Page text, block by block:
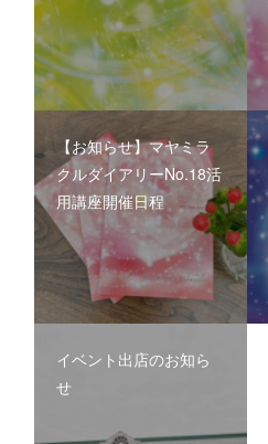
【お知らせ】マヤミラ
クルダイアリーNo.18活
用講座開催日程
イベント出店のお知ら
せ